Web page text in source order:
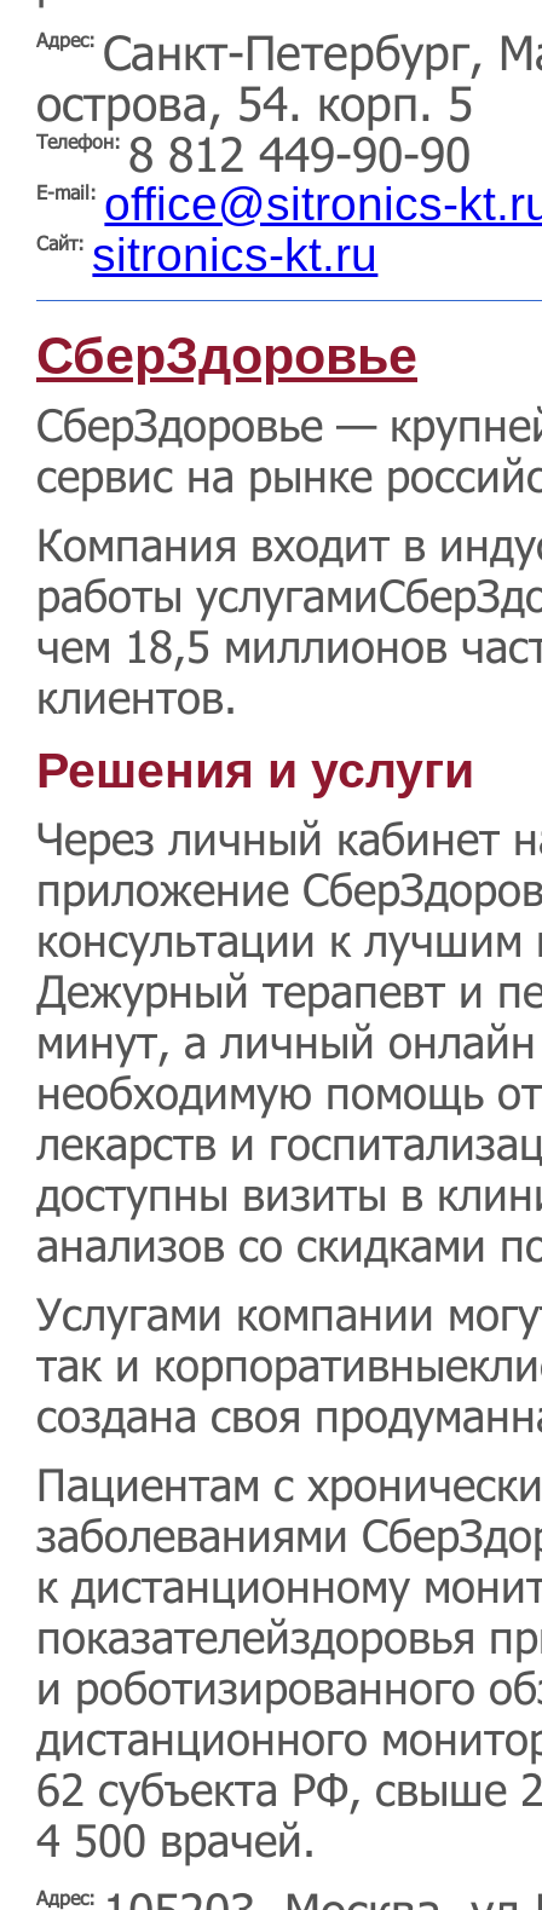
Адрес: Санкт-Петербург,
острова, 54. корп. 5
Телефон: 8 812 449-90-90
E-mail: office@sitronics-
Сайт: sitronics-kt.ru
СберЗдоровье
СберЗдоровье —
сервис на рынке
Компания входит в
работы
чем 18,5 миллионов
клиентов.
Решения и услуги
Через личный кабинет
приложение
консультации к лучшим
Дежурный терапевт и
минут, а личный
необходимую помощь
лекарств и
доступны визиты в
анализов со скидками
Услугами компании
так и
создана своя
Пациентам с
заболеваниями
к дистанционному
показателейздоровья
и роботизированного
дистанционного
62 субъекта РФ, свыше
4 500 врачей.
Адрес: